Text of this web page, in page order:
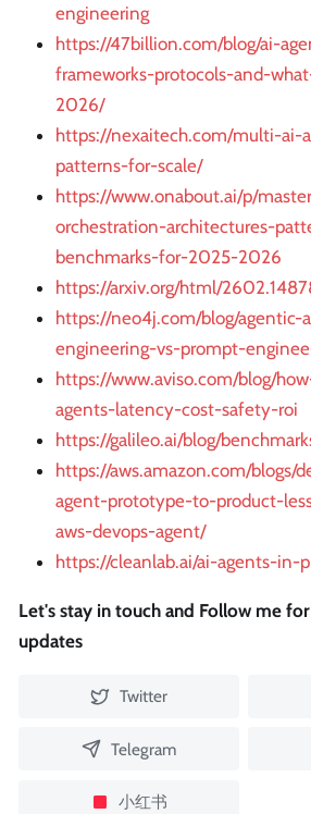
engineering
https://47billion.com/blog/ai-
frameworks-protocols-and-
2026/
https://nexaitech.com/multi-ai-
patterns-for-scale/
https://www.onabout.ai/p/
orchestration-architectures-
benchmarks-for-2025-2026
https://arxiv.org/html/
https://neo4j.com/blog/agentic-
engineering-vs-prompt-
https://www.aviso.com/blog/
agents-latency-cost-safety-roi
https://galileo.ai/blog/
https://aws.amazon.com/blogs/
agent-prototype-to-product-
aws-devops-agent/
https://cleanlab.ai/ai-agents-in-
Let's stay in touch and Follow me
updates
Twitter
Telegram
小红书